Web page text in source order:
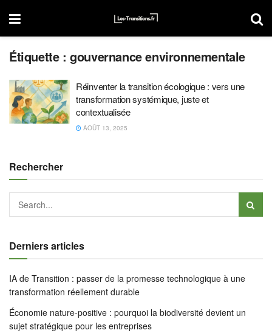
Étiquette :gouvernance environnementale
Réinventer la transition écologique : vers une
transformation systémique, juste et
contextualisée
AOÛT 13, 2025
Rechercher
Derniers articles
IA de Transition : passer de la promesse technologique à une
transformation réellement durable
Économie nature-positive : pourquoi la biodiversité devient un
sujet stratégique pour les entreprises